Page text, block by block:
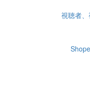
視聴者